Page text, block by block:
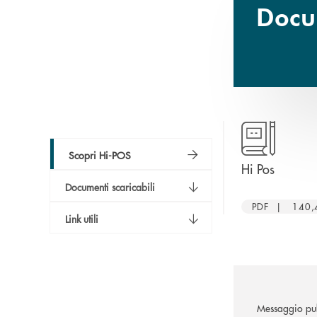
Scopri Hi-POS
Documenti scaricabili
Link utili
Hi Posapre
PDF |
Messaggio